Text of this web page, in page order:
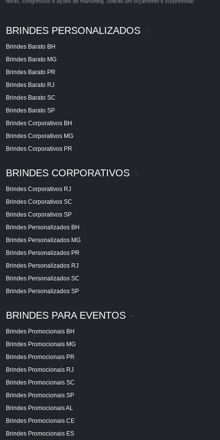
BRINDES PERSONALIZADOS
Brindes Barato BH
Brindes Barato MG
Brindes Barato PR
Brindes Barato RJ
Brindes Barato SC
Brindes Barato SP
Brindes Corporativos BH
Brindes Corporativos MG
Brindes Corporativos PR
BRINDES CORPORATIVOS
Brindes Corporativos RJ
Brindes Corporativos SC
Brindes Corporativos SP
Brindes Personalizados BH
Brindes Personalizados MG
Brindes Personalizados PR
Brindes Personalizados RJ
Brindes Personalizados SC
Brindes Personalizados SP
BRINDES PARA EVENTOS
Brindes Promocionais BH
Brindes Promocionais MG
Brindes Promocionais PR
Brindes Promocionais RJ
Brindes Promocionais SC
Brindes Promocionais SP
Brindes Promocionais AL
Brindes Promocionais CE
Brindes Promocionais ES